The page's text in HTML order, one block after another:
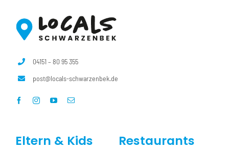
04151 – 80 95 355
post@locals-schwarzenbek.de
Eltern & Kids Restaurants